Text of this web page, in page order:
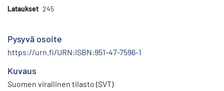
Lataukset 245
Pysyvä osoite
https://urn.fi/URN:ISBN:951-47-7596-1
Kuvaus
Suomen virallinen tilasto (SVT)